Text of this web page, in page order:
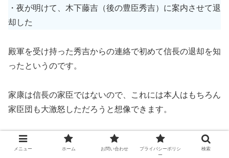
・夜が明けて、木下藤吉（後の豊臣秀吉）に案内させて退
却した
殿軍を受け持った秀吉からの連絡で初めて信長の退却を知
ったというのです。
家康は信長の家臣ではないので、これには本人はもちろん
家臣団も大激怒しただろうと想像できます。
とはいえ、急ぎ撤退が必要です。
メニュー ホーム お問い合わせ
プライバシーポリシ
ー
検索